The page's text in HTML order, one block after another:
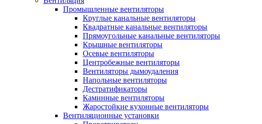
Промышленные вентиляторы
Круглые канальные вентиляторы
Квадратные канальные вентиляторы
Прямоугольные канальные вентиляторы
Крышные вентиляторы
Осевые вентиляторы
Центробежные вентиляторы
Вентиляторы дымоудаления
Напольные вентиляторы
Дестратификаторы
Каминные вентиляторы
Жаростойкие кухонные вентиляторы
Вентиляционные установки